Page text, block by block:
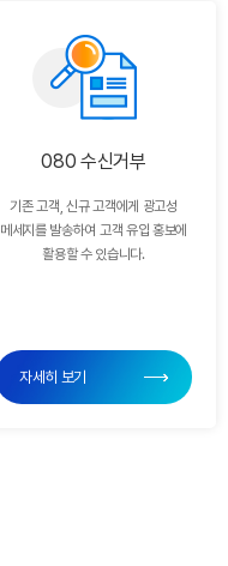
080 수신거부
기존 고객, 신규 고객에게 광고성
메세지를 발송하여 고객 유입 홍보에
활용할 수 있습니다.
자세히 보기